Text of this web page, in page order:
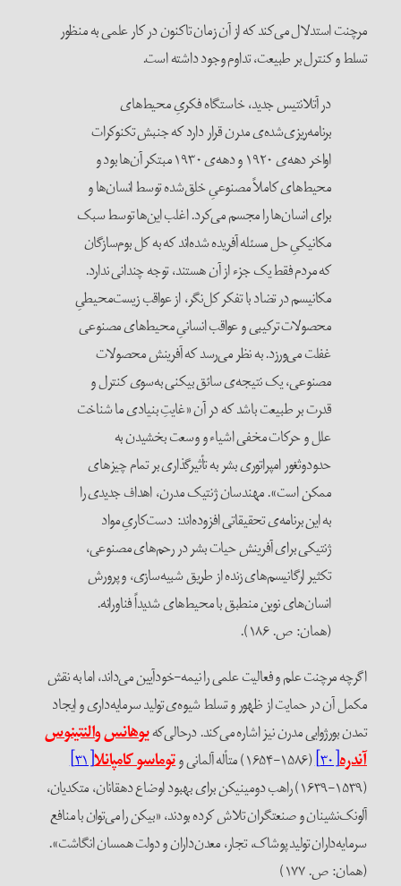
استدلال می‌کند که از آن زمان تاکنون در کار علمی به منظور
و کنترل بر طبیعت، تداوم وجود داشته است.
در آتلانتیس جدید، خاستگاه فکریِ محیط‌های
برنامه‌ریزی‌شده‌ی مدرن قرار دارد که جنبش تکنوکرات
اواخر دهه‌ی ۱۹۲۰ و دهه‌ی ۱۹۳۰ مبتکر آن‌ها بود و
محیط‌های کاملاً مصنوعیِ خلق‌شده توسط انسان‌ها و
برای انسان‌ها را مجسم می‌کرد. اغلب این‌ها توسط سبک
مکانیکیِ حل مسئله آفریده شده‌اند که به کل بوم‌سازگان
که مردم فقط یک جزء از آن هستند، توجه چندانی ندارد.
مکانیسم در تضاد با تفکر کل‌نگر، از عواقب زیست‌محیطیِ
محصولات ترکیبی و عواقب انسانیِ محیط‌های مصنوعی
غفلت می‌ورزد. به نظر می‌رسد که آفرینش محصولات
مصنوعی، یک نتیجه‌ی سائق بیکنی به‌سوی کنترل و
قدرت بر طبیعت باشد که در آن «غایتِ بنیادی ما شناخت
علل و حرکات مخفی اشیاء و وسعت بخشیدن به
حدودوثغور امپراتوری بشر به تأثیرگذاری بر تمام چیزهای
ممکن است». مهندسان ژنتیک مدرن، اهداف جدیدی را
به این برنامه‌ی تحقیقاتی افزوده‌اند: دست‌کاریِ مواد
ژنتیکی برای آفرینش حیات بشر در رحم‌های مصنوعی،
تکثیر ارگانیسم‌های زنده از طریق شبیه‌سازی، و پرورش
انسان‌های نوین منطبق با محیط‌های شدیداً فناورانه.
(همان: ص. ۱۸۶).
مرچنت علم و فعالیت علمی را نیمه-خودآیین می‌داند، اما به نقش
آن در حمایت از ظهور و تسلط شیوه‌ی تولید سرمایه‌داری و ایجاد
بورژوایی مدرن نیز اشاره می‌کند. درحالی‌کهیوهانس والنتینوس
(۱۵۸۶-۱۶۵۴) متأله آلمانی و توماسو کامپانلا[۳۱]
(۱۵۳۹-۱۶۳۹) راهب دومینیکن برای بهبود اوضاع دهقانان، متکدیان،
و صنعتگران تلاش کرده بودند، «بیکن را می‌توان با منافع
تولید پوشاک، تجار، معدن‌داران و دولت همسان انگاشت».
ص. ۱۷۷)